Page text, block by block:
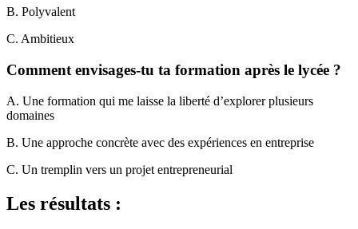
B. Polyvalent
C. Ambitieux
Comment envisages-tu ta formation après le lycée ?
A. Une formation qui me laisse la liberté d’explorer plusieurs
domaines
B. Une approche concrète avec des expériences en entreprise
C. Un tremplin vers un projet entrepreneurial
Les résultats :